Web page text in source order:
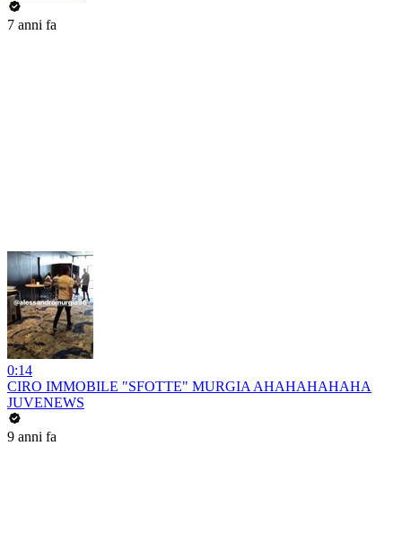
7 anni fa
0:14
CIRO IMMOBILE "SFOTTE" MURGIA AHAHAHAHAHA
JUVENEWS
9 anni fa